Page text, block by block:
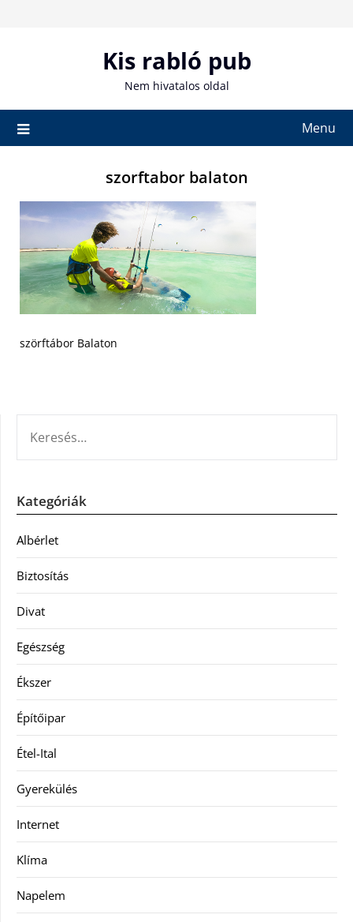
Kis rabló pub
Nem hivatalos oldal
Menu
szorftabor balaton
szörftábor Balaton
Kategóriák
Albérlet
Biztosítás
Divat
Egészség
Ékszer
Építőipar
Étel-Ital
Gyerekülés
Internet
Klíma
Napelem